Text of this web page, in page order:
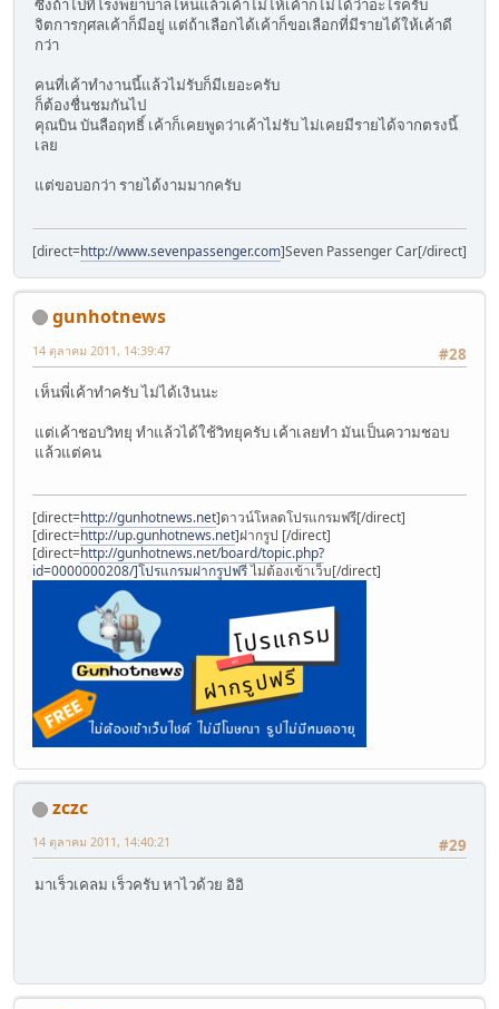
ซึ่งถ้าไปที่โรงพยาบาลไหนแล้วเค้าไม่ไห้เค้าก็ไม่ได้ว่าอะไรครับ
จิตการกุศลเค้าก็มีอยู่ แต่ถ้าเลือกได้เค้าก็ขอเลือกที่มีรายได้ให้เค้าดี
กว่า
คนที่เค้าทำงานนี้แล้วไม่รับก็มีเยอะครับ
ก็ต้องชื่นชมกันไป
คุณบิน บันลือฤทธิ์ เค้าก็เคยพูดว่าเค้าไม่รับ ไม่เคยมีรายได้จากตรงนี้
เลย
แต่ขอบอกว่า รายได้งามมากครับ
[direct=http://www.sevenpassenger.com]Seven Passenger Car[/direct]
gunhotnews
#28
14 ตุลาคม 2011, 14:39:47
เห็นพี่เค้าทำครับ ไม่ได้เงินนะ
แต่เค้าชอบวิทยุ ทำแล้วได้ใช้วิทยุครับ เค้าเลยทำ มันเป็นความชอบ
แล้วแต่คน
[direct=http://gunhotnews.net]ดาวน์โหลดโปรแกรมฟรี[/direct]
[direct=http://up.gunhotnews.net]ฝากรูป [/direct]
[direct=http://gunhotnews.net/board/topic.php?
id=0000000208/]โปรแกรมฝากรูปฟรีไม่ต้องเข้าเว็บ[/direct]
zczc
#29
14 ตุลาคม 2011, 14:40:21
มาเร็วเคลม เร็วครับ หาไวด้วย อิอิ